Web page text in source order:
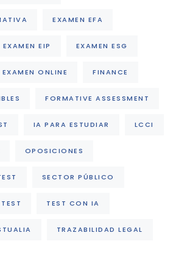
EXAMEN EFA
EXAMEN EIP EXAMEN ESG
EXAMEN ONLINE FINANCE
FORMATIVE ASSESSMENT
IA PARA ESTUDIAR LCCI
OPOSICIONES
SECTOR PÚBLICO
TEST TEST CON IA
TRAZABILIDAD LEGAL